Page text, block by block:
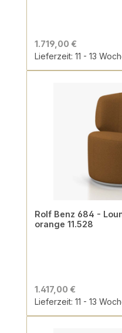
1.719,00 €
Lieferzeit: 11 - 13
Rolf Benz 684 -
orange 11.528
1.417,00 €
Lieferzeit: 11 - 13